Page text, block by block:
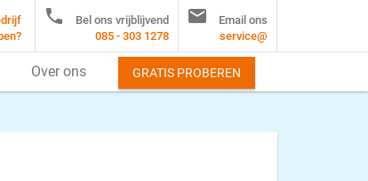

Bel ons vrijblijvend
085 - 303 1278

Email ons
service@
Over ons GRATIS PROBEREN